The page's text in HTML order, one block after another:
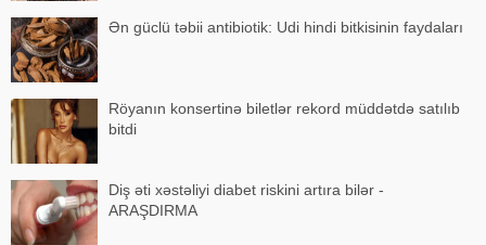
Ən güclü təbii antibiotik: Udi hindi bitkisinin faydaları
Röyanın konsertinə biletlər rekord müddətdə satılıb
bitdi
Diş əti xəstəliyi diabet riskini artıra bilər -
ARAŞDIRMA